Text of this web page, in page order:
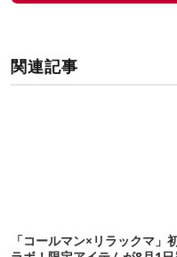
関連記事
「コールマン×リラックマ」